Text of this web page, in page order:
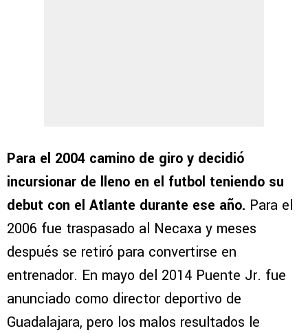
Para el 2004 camino de giro y decidió
incursionar de lleno en el futbol teniendo su
debut con el Atlante durante ese año. Para el
2006 fue traspasado al Necaxa y meses
después se retiró para convertirse en
entrenador. En mayo del 2014 Puente Jr. fue
anunciado como director deportivo de
Guadalajara, pero los malos resultados le